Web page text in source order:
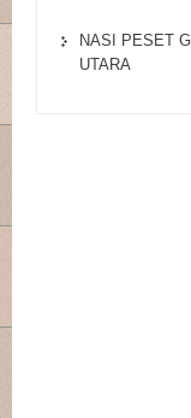
NASI PESET
UTARA